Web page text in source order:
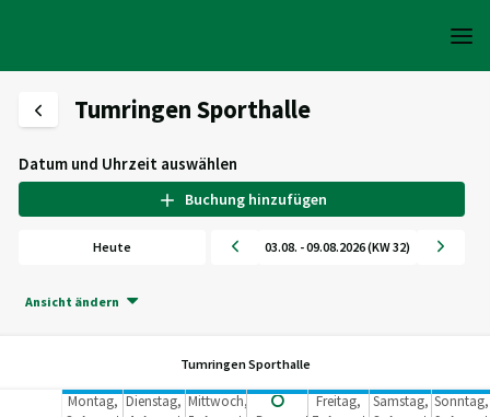
Tumringen Sporthalle
Datum und Uhrzeit auswählen
Buchung hinzufügen
Heute 03.08. - 09.08.2026 (KW 32)
Ansicht ändern
Tumringen Sporthalle
Montag, Dienstag, Mittwoch,
Freitag,
Samstag, Sonntag,